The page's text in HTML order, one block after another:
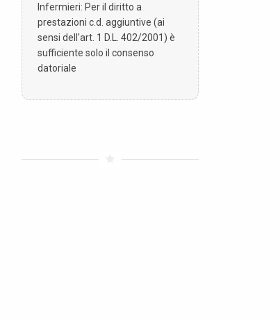
Infermieri: Per il diritto a
prestazioni c.d. aggiuntive (ai
sensi dell'art. 1 D.L. 402/2001) è
sufficiente solo il consenso
datoriale